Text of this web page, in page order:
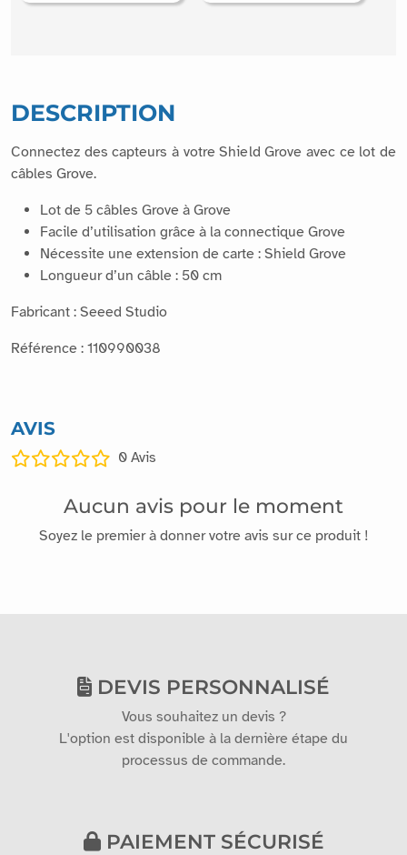
DESCRIPTION
Connectez des capteurs à votre Shield Grove avec ce lot de
câbles Grove.
Lot de 5 câbles Grove à Grove
Facile d’utilisation grâce à la connectique Grove
Nécessite une extension de carte : Shield Grove
Longueur d’un câble : 50 cm
Fabricant : Seeed Studio
Référence : 110990038
AVIS
0 Avis
Aucun avis pour le moment
Soyez le premier à donner votre avis sur ce produit !
DEVIS PERSONNALISÉ
Vous souhaitez un devis ?
L'option est disponible à la dernière étape du
processus de commande.
PAIEMENT SÉCURISÉ